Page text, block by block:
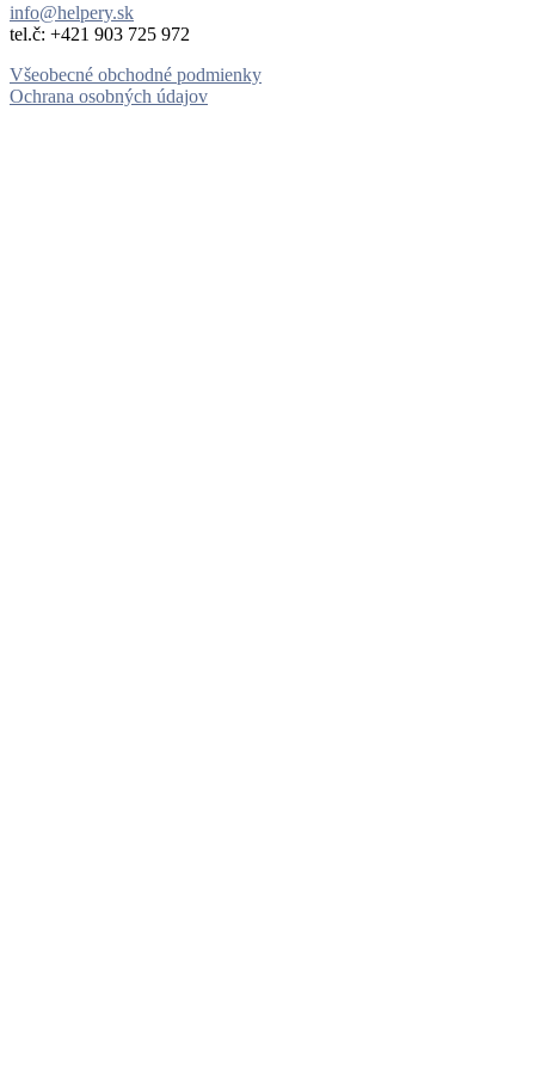
info@helpery.sk
tel.č: ‪+421 903 725 972
Všeobecné obchodné podmienky
Ochrana osobných údajov